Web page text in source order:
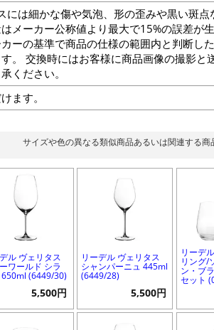
には細かな傷や気泡、形の歪みや黒い斑点
メーカー公称値より最大で15%の誤差が
ーの基準で商品の仕様の範囲内と判断し
。 交換時にはお客様に商品画像の撮影と
ください。
ます。
サイズや色の異なる類似商品あるいは関連する商
ル ヴェリタス
ワールド シラ
650ml (6449/30)
5,500円
リーデル ヴェリタス
シャンパーニュ 445ml
(6449/28)
5,500円
リーデ
リング/
ン・ブ
セット